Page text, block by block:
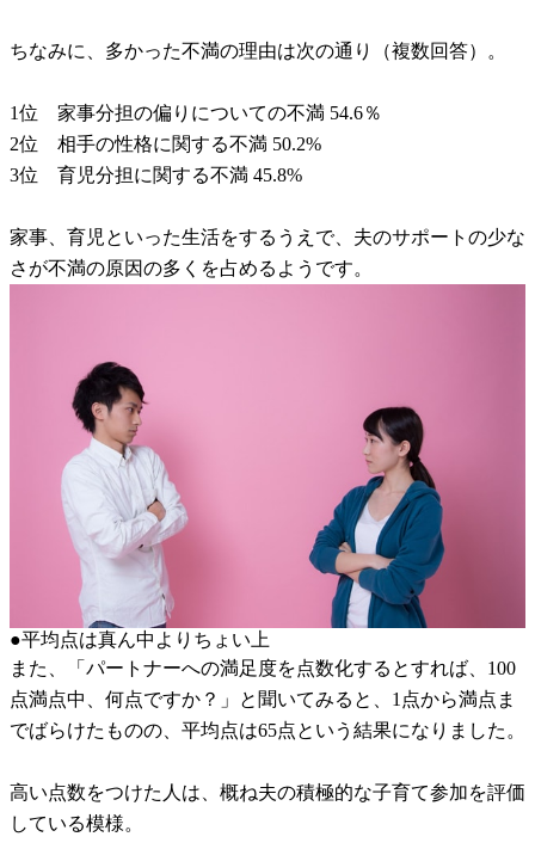
ちなみに、多かった不満の理由は次の通り（複数回答）。
1位 家事分担の偏りについての不満 54.6％
2位 相手の性格に関する不満 50.2%
3位 育児分担に関する不満 45.8%
家事、育児といった生活をするうえで、夫のサポートの少な
さが不満の原因の多くを占めるようです。
●平均点は真ん中よりちょい上
また、「パートナーへの満足度を点数化するとすれば、100
点満点中、何点ですか？」と聞いてみると、1点から満点ま
でばらけたものの、平均点は65点という結果になりました。
高い点数をつけた人は、概ね夫の積極的な子育て参加を評価
している模様。